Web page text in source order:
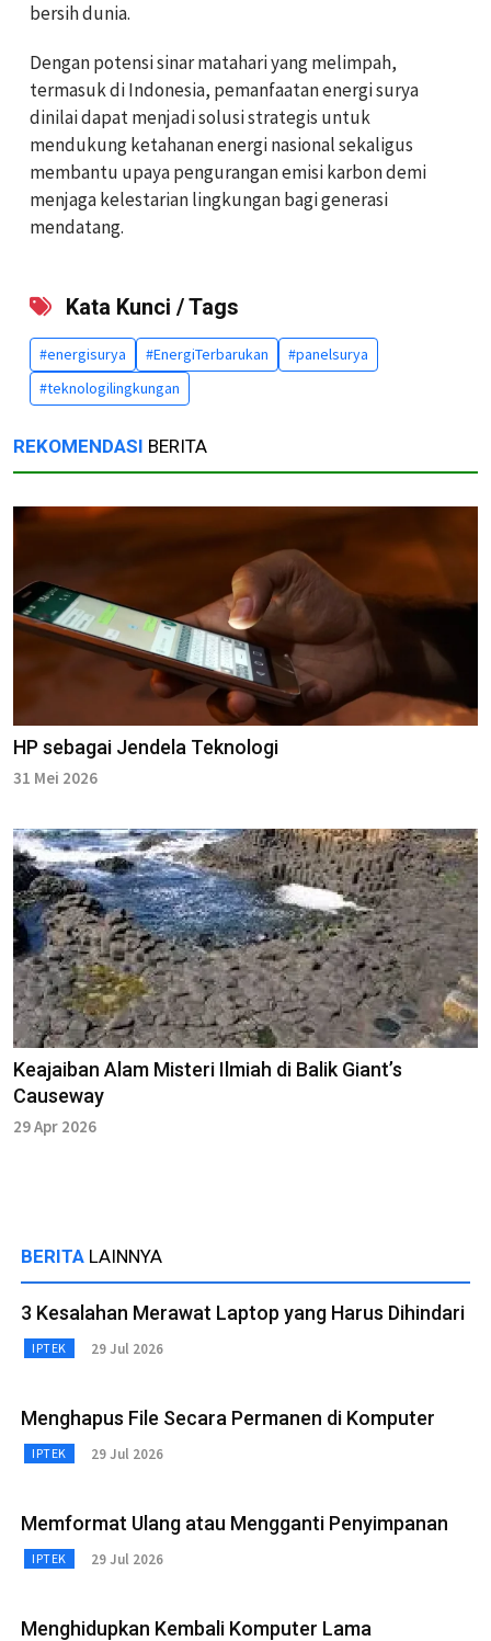
bersih dunia.
Dengan potensi sinar matahari yang melimpah,
termasuk di Indonesia, pemanfaatan energi surya
dinilai dapat menjadi solusi strategis untuk
mendukung ketahanan energi nasional sekaligus
membantu upaya pengurangan emisi karbon demi
menjaga kelestarian lingkungan bagi generasi
mendatang.
Kata Kunci / Tags
#energisurya #EnergiTerbarukan
#panelsurya
#teknologilingkungan
REKOMENDASI BERITA
HP sebagai Jendela Teknologi
31 Mei 2026
Keajaiban Alam Misteri Ilmiah di Balik Giant’s
Causeway
29 Apr 2026
BERITA LAINNYA
3 Kesalahan Merawat Laptop yang Harus Dihindari
IPTEK 29 Jul 2026
Menghapus File Secara Permanen di Komputer
IPTEK 29 Jul 2026
Memformat Ulang atau Mengganti Penyimpanan
IPTEK 29 Jul 2026
Menghidupkan Kembali Komputer Lama